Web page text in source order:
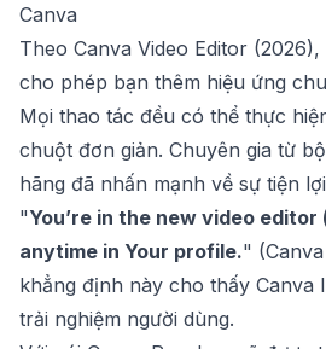
Canva
Theo Canva Video Editor
cho phép bạn thêm hiệu ứng
Mọi thao tác đều có thể thực
chuột đơn giản. Chuyên gia từ
hãng đã nhấn mạnh về sự tiện
"You’re in the new video
anytime in Your profile."
khẳng định này cho thấy Canva
trải nghiệm người dùng.